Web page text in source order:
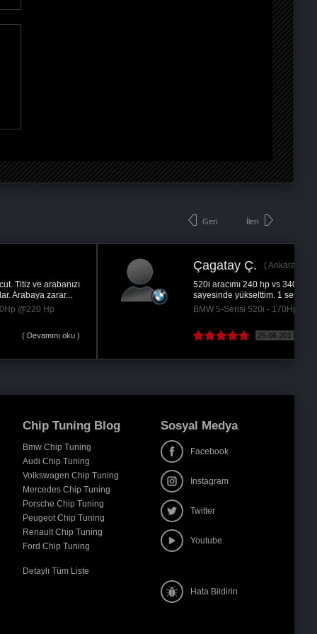
Geri
Çagatay Ç.
520i aracımı 240 hp vs 340nm tork'a uygulama
sayesinde yükselttim. 1 senedir kullanıyorum ve...
BMW 5-Serisi 520i - 170Hp @220 Hp
( Devamını oku )
İleri
Chip Tuning Blog
Bmw Chip Tuning
Audi Chip Tuning
Volkswagen Chip Tuning
Mercedes Chip Tuning
Porsche Chip Tuning
Peugeot Chip Tuning
Renault Chip Tuning
Ford Chip Tuning
Detaylı Tüm Liste
Sosyal Medya
Facebook
Instagram
Twitter
Youtube
Hata Bildirin